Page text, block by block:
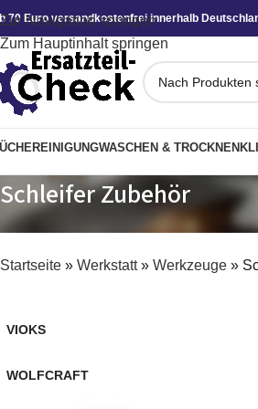
Zur Navigation springen
Zum Hauptinhalt springen
70 Euro versandkostenfrei innerhalb
REINIGUNGWASCHEN & TROCKNEN
Schleifer Zubehör
Startseite » Werkstatt» Werkzeuge »
VIOKS
WOLFCRAFT